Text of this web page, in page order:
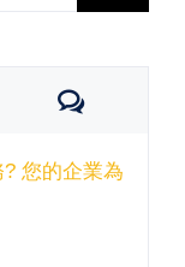
您的企業為